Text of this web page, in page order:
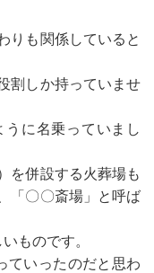
りも関係していると
割しか持っていませ
うに名乗っていまし
を併設する火葬場も
「〇〇斎場」と呼ば
ものです。
ていったのだと思わ